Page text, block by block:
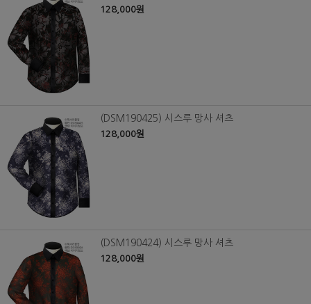
128,000원
(DSM190425) 시스루 망사 셔츠
128,000원
(DSM190424) 시스루 망사 셔츠
128,000원